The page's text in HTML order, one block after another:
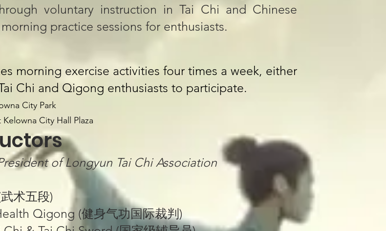
​​voluntary instruction​​ in Tai Chi and Chinese
practice sessions for enthusiasts.
morning exercise activities four times a week, either
Chi and Qigong enthusiasts to participate.
City Park
City Hall Plaza
of Longyun Tai Chi Association​​
术五段)
Qigong (健身气功国际裁判)